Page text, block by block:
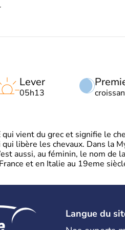
Lever
05h13
qui vient du grec et signifie le
qui libère les chevaux. Dans la
aussi, au féminin, le nom de
et en Italie au 19eme
Langue du